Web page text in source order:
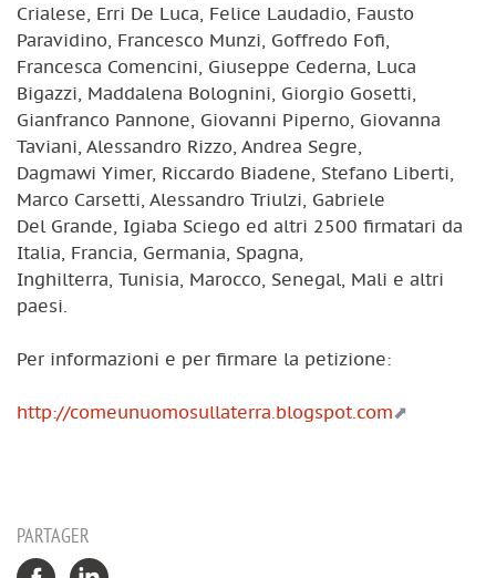
Crialese, Erri De Luca, Felice Laudadio, Fausto
Paravidino, Francesco Munzi, Goffredo Fofi,
Francesca Comencini, Giuseppe Cederna, Luca
Bigazzi, Maddalena Bolognini, Giorgio Gosetti,
Gianfranco Pannone, Giovanni Piperno, Giovanna
Taviani, Alessandro Rizzo, Andrea Segre,
Dagmawi Yimer, Riccardo Biadene, Stefano Liberti,
Marco Carsetti, Alessandro Triulzi, Gabriele
Del Grande, Igiaba Sciego ed altri 2500 firmatari da
Italia, Francia, Germania, Spagna,
Inghilterra, Tunisia, Marocco, Senegal, Mali e altri
paesi.
Per informazioni e per firmare la petizione:
http://comeunuomosullaterra.blogspot.com
PARTAGER